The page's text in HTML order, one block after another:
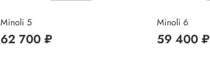
Minoli 5
62 700 ₽
Minoli 6
59 400 ₽